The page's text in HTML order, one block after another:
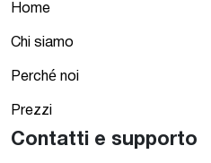
Home
Chi siamo
Perché noi
Prezzi
Contatti e supporto